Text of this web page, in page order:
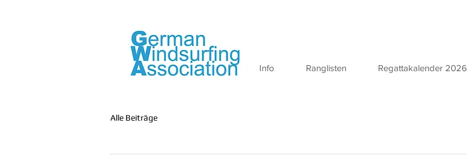
Info Ranglisten Regattakalender 2026
Alle Beiträge